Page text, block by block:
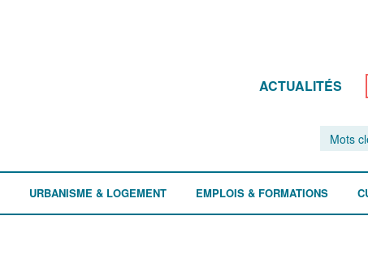
ACTUALITÉS
URBANISME & LOGEMENT EMPLOIS & FORMATIONS